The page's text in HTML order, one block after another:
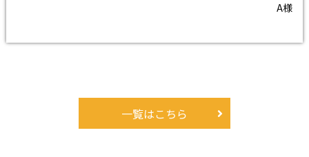
A様
一覧はこちら